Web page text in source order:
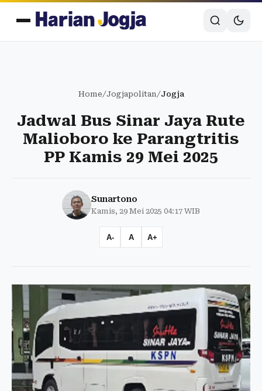
Home/Jogjapolitan/Jogja
Jadwal Bus Sinar Jaya Rute
Malioboro ke Parangtritis
PP Kamis 29 Mei 2025
Sunartono
Kamis, 29 Mei 2025 04:17 WIB
A- A A+